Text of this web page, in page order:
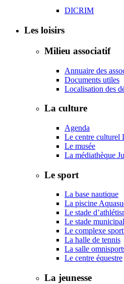
DICRIM
Les loisirs
Milieu associatif
Annuaire des
Documents utiles
Localisation des
La culture
Agenda
Le centre culturel
Le musée
La médiathèque
Le sport
La base nautique
La piscine
Le stade
Le stade municipal
Le complexe
La halle de tennis
La salle
Le centre équestre
La jeunesse